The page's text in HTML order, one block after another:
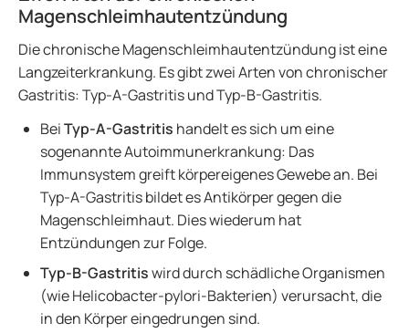
Magenschleimhautentzündung
Die chronische Magenschleimhautentzündung ist eine
Langzeiterkrankung. Es gibt zwei Arten von chronischer
Gastritis: Typ-A-Gastritis und Typ-B-Gastritis.
BeiTyp-A-Gastritis handelt es sich um eine
sogenannte Autoimmunerkrankung: Das
Immunsystem greift körpereigenes Gewebe an. Bei
Typ-A-Gastritis bildet es Antikörper gegen die
Magenschleimhaut. Dies wiederum hat
Entzündungen zur Folge.
Typ-B-Gastritiswird durch schädliche Organismen
(wie Helicobacter-pylori-Bakterien) verursacht, die
in den Körper eingedrungen sind.